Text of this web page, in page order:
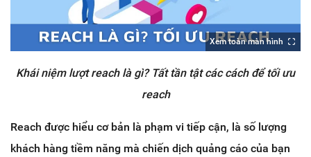
Xem toàn màn hình
Khái niệm lượt reach là gì? Tất tần tật các cách để tối ưu
reach
Reach được hiểu cơ bản là phạm vi tiếp cận, là số lượng
khách hàng tiềm năng mà chiến dịch quảng cáo của bạn